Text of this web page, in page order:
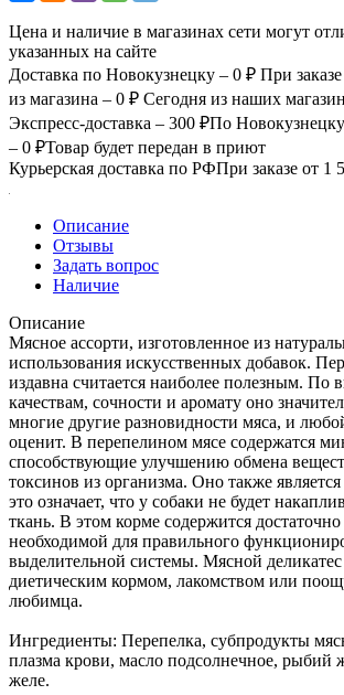
Цена и наличие в магазинах сети могут
указанных на сайте
Доставка по Новокузнецку – 0 ₽ При
из магазина – 0 ₽ Сегодня из наших
Экспресс-доставка – 300 ₽По Новокузнецку
– 0 ₽Товар будет передан в приют
Курьерская доставка по РФПри заказе от 1
Описание
Отзывы
Задать вопрос
Наличие
Описание
Мясное ассорти, изготовленное из
использования искусственных добавок.
издавна считается наиболее полезным. По
качествам, сочности и аромату оно
многие другие разновидности мяса, и
оценит. В перепелином мясе содержатся
способствующие улучшению обмена
токсинов из организма. Оно также
это означает, что у собаки не будет
ткань. В этом корме содержится достаточно
необходимой для правильного
выделительной системы. Мясной
диетическим кормом, лакомством или
любимца.
Ингредиенты: Перепелка, субпродукты
плазма крови, масло подсолнечное, рыбий
желе.